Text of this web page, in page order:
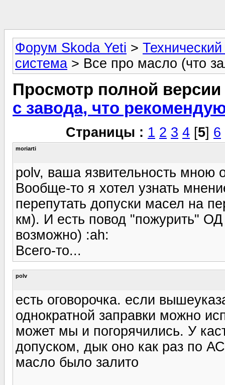
Форум Skoda Yeti >
система > Все про масло (что
Просмотр полной
с завода, что
Страницы : 1 2 3 4 [5] 6
moriarti
polv, ваша язвительность мною
Вообще-то я хотел узнать
перепутать допуски масел на
км). И есть повод "пожурить"
возможно) :ah:
Всего-то...
polv
есть оговорочка. если
однократной заправки можно
может мы и погорячились. У
допуском, дык оно как раз по
масло было залито